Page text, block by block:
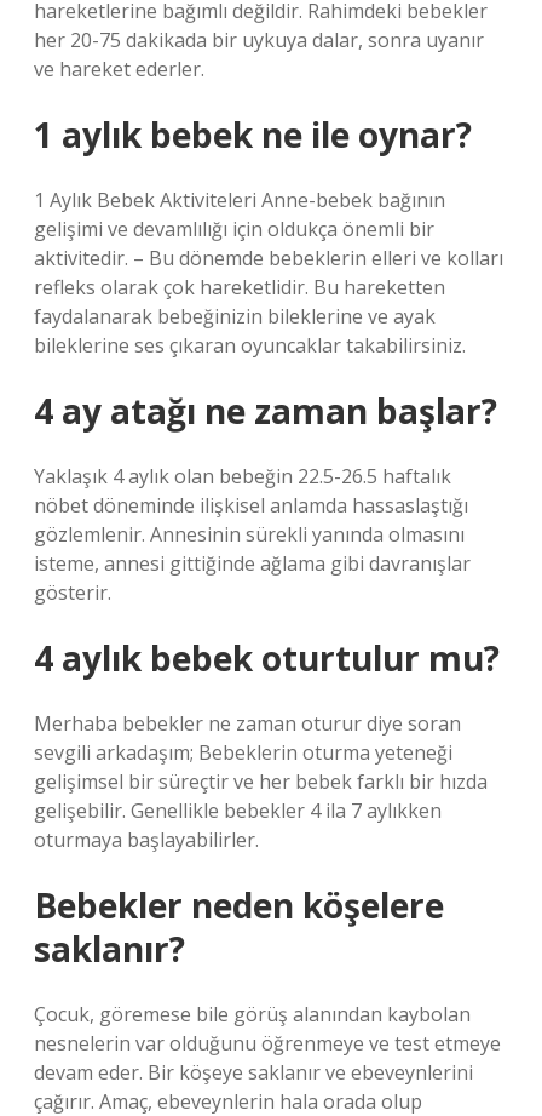
hareketlerine bağımlı değildir. Rahimdeki bebekler
her 20-75 dakikada bir uykuya dalar, sonra uyanır
ve hareket ederler.
1 aylık bebek ne ile oynar?
1 Aylık Bebek Aktiviteleri Anne-bebek bağının
gelişimi ve devamlılığı için oldukça önemli bir
aktivitedir. – Bu dönemde bebeklerin elleri ve kolları
refleks olarak çok hareketlidir. Bu hareketten
faydalanarak bebeğinizin bileklerine ve ayak
bileklerine ses çıkaran oyuncaklar takabilirsiniz.
4 ay atağı ne zaman başlar?
Yaklaşık 4 aylık olan bebeğin 22.5-26.5 haftalık
nöbet döneminde ilişkisel anlamda hassaslaştığı
gözlemlenir. Annesinin sürekli yanında olmasını
isteme, annesi gittiğinde ağlama gibi davranışlar
gösterir.
4 aylık bebek oturtulur mu?
Merhaba bebekler ne zaman oturur diye soran
sevgili arkadaşım; Bebeklerin oturma yeteneği
gelişimsel bir süreçtir ve her bebek farklı bir hızda
gelişebilir. Genellikle bebekler 4 ila 7 aylıkken
oturmaya başlayabilirler.
Bebekler neden köşelere
saklanır?
Çocuk, göremese bile görüş alanından kaybolan
nesnelerin var olduğunu öğrenmeye ve test etmeye
devam eder. Bir köşeye saklanır ve ebeveynlerini
çağırır. Amaç, ebeveynlerin hala orada olup